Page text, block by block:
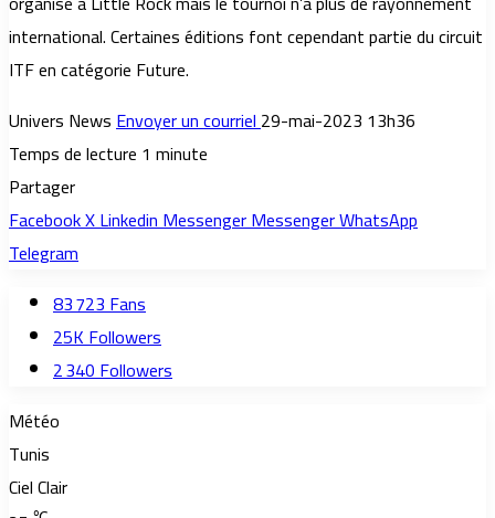
international. Certaines éditions font cependant partie du circuit
ITF en catégorie Future.
Univers NewsEnvoyer un courriel29-mai-2023 13h36
Temps de lecture 1 minute
Partager
FacebookXLinkedinMessengerMessengerWhatsApp
Telegram
83 723Fans
25KFollowers
2 340Followers
Météo
Tunis
Ciel Clair